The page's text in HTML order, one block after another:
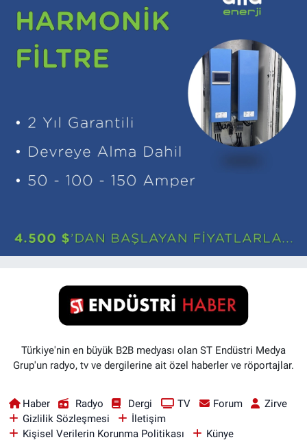
Türkiye'nin en büyük B2B medyası olan ST Endüstri Medya
Grup'un radyo, tv ve dergilerine ait özel haberler ve röportajlar.
Haber Radyo Dergi TV Forum
Zirve
Gizlilik Sözleşmesi
İletişim
Kişisel Verilerin Korunma Politikası
Künye